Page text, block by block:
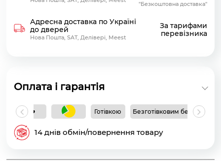
"Безкоштовна доставка"
Адресна доставка по Україні
до дверей
Нова Пошта, SAT, Делівері, Meest
За тарифами
перевізника
Оплата і гарантія
Готівкою Безготівковим без ПДВ
14 днів обмін/повернення товару